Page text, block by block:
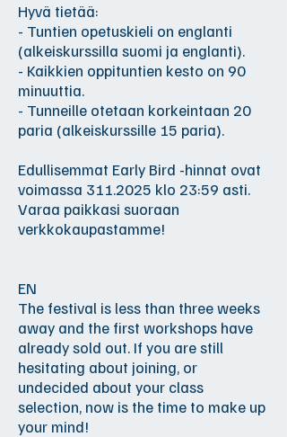
Hyvä tietää:
- Tuntien opetuskieli on englanti
(alkeiskurssilla suomi ja englanti).
- Kaikkien oppituntien kesto on 90
minuuttia.
- Tunneille otetaan korkeintaan 20
paria (alkeiskurssille 15 paria).
Edullisemmat Early Bird -hinnat ovat
voimassa 311.2025 klo 23:59 asti.
Varaa paikkasi suoraan
verkkokaupastamme!
EN
The festival is less than three weeks
away and the first workshops have
already sold out. If you are still
hesitating about joining, or
undecided about your class
selection, now is the time to make up
your mind!